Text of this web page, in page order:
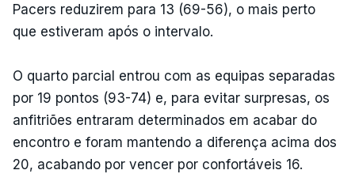
Pacers reduzirem para 13 (69-56), o mais perto
que estiveram após o intervalo.
O quarto parcial entrou com as equipas separadas
por 19 pontos (93-74) e, para evitar surpresas, os
anfitriões entraram determinados em acabar do
encontro e foram mantendo a diferença acima dos
20, acabando por vencer por confortáveis 16.